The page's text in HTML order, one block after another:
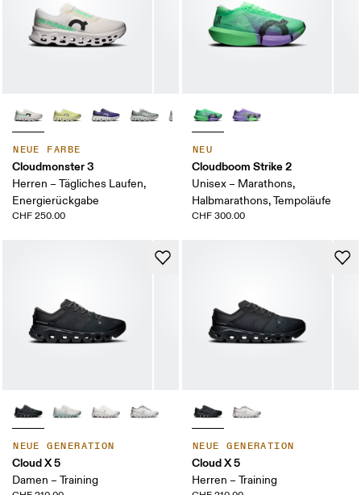
NEUE FARBE
Cloudmonster 3
Herren – Tägliches Laufen,
Energierückgabe
CHF 250.00
NEU
Cloudboom Strike 2
Unisex – Marathons,
Halbmarathons, Tempoläufe
CHF 300.00
NEUE GENERATION
Cloud X 5
Damen – Training
NEUE GENERATION
Cloud X 5
Herren – Training